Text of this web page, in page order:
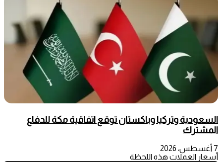
السعودية وتركيا وباكستان توقع اتفاقية مكة للدفاع
المشترك
7 أغسطس، 2026
أسعار العملات هذه اللحظة